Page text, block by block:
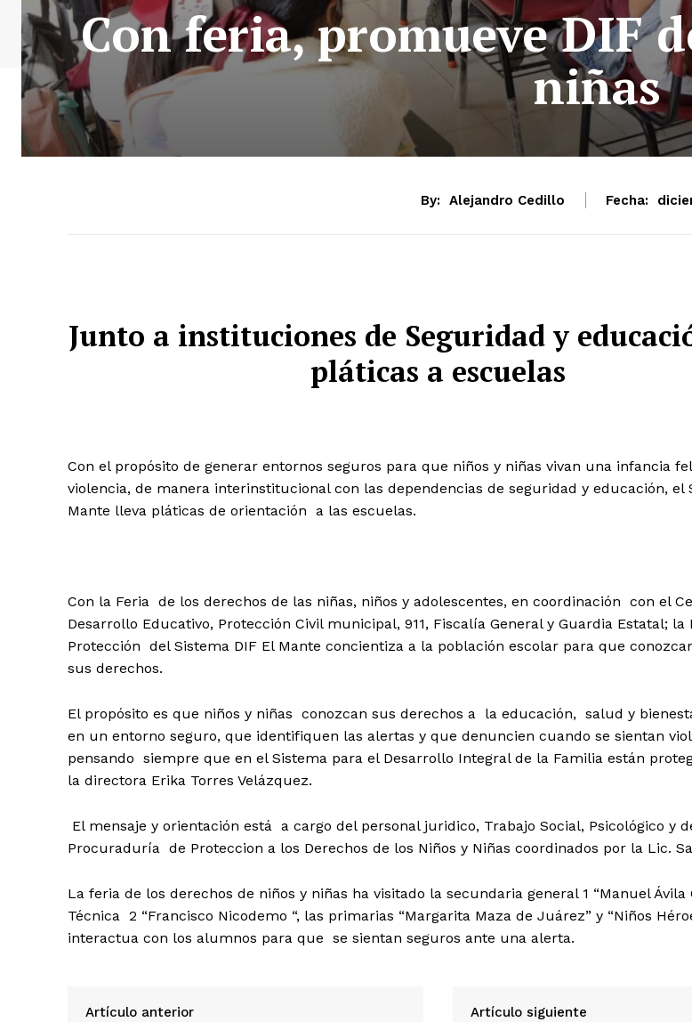
Con feria, promueve DIF
niñas
By: Alejandro Cedillo Fecha:
Junto a instituciones de Seguridad y
pláticas a escuelas
Con el propósito de generar entornos seguros para que niños y niñas vivan una infancia
violencia, de manera interinstitucional con las dependencias de seguridad y educación, el
Mante lleva pláticas de orientación a las escuelas.
Con la Feria de los derechos de las niñas, niños y adolescentes, en coordinación con el
Desarrollo Educativo, Protección Civil municipal, 911, Fiscalía General y Guardia Estatal;
Protección del Sistema DIF El Mante concientiza a la población escolar para que
sus derechos.
El propósito es que niños y niñas conozcan sus derechos a la educación, salud y
en un entorno seguro, que identifiquen las alertas y que denuncien cuando se sientan
pensando siempre que en el Sistema para el Desarrollo Integral de la Familia están
la directora Erika Torres Velázquez.
El mensaje y orientación está a cargo del personal juridico, Trabajo Social, Psicológico y
Procuraduría de Proteccion a los Derechos de los Niños y Niñas coordinados por la Lic.
La feria de los derechos de niños y niñas ha visitado la secundaria general 1 “Manuel Ávila
Técnica 2 “Francisco Nicodemo “, las primarias “Margarita Maza de Juárez” y “Niños
interactua con los alumnos para que se sientan seguros ante una alerta.
Artículo anterior Artículo siguiente